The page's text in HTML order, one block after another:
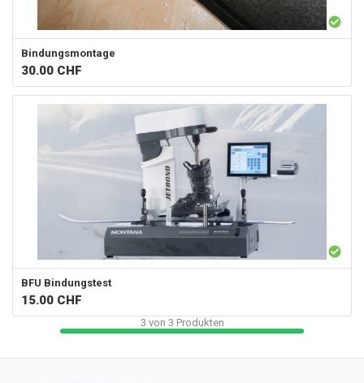
Bindungsmontage
30.00 CHF
BFU Bindungstest
15.00 CHF
3 von 3 Produkten